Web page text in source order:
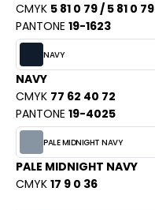
SEGURIDAD
DUICK
CMYK 5 81 0 79 / 5 81 0 79
PANTONE 19-1623
NAVY
NAVY
CMYK 77 62 40 72
PANTONE 19-4025
PALE MIDNIGHT NAVY
PALE MIDNIGHT NAVY
CMYK 17 9 0 36